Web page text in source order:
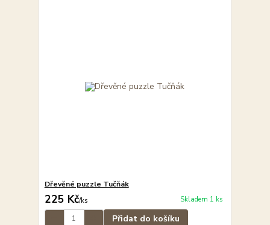
Dřevěné puzzle Tučňák
225 Kč/ks Skladem 1 ks
Přidat do košíku